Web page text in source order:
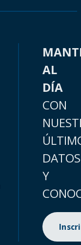
AL
DÍA
CON
DATOS
Y